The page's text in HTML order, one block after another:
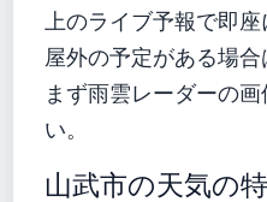
上のライブ予報で即座
屋外の予定がある場合
まず雨雲レーダーの
い。
山武市の天気の